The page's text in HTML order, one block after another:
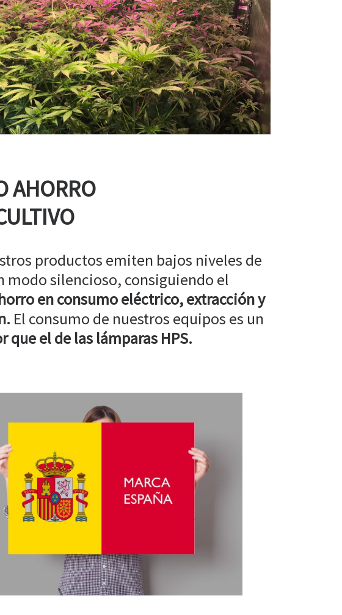
AHORRO
productos emiten bajos niveles de
modo silencioso, consiguiendo el
en consumo eléctrico, extracción y
El consumo de nuestros equipos es un
que el de las lámparas HPS.